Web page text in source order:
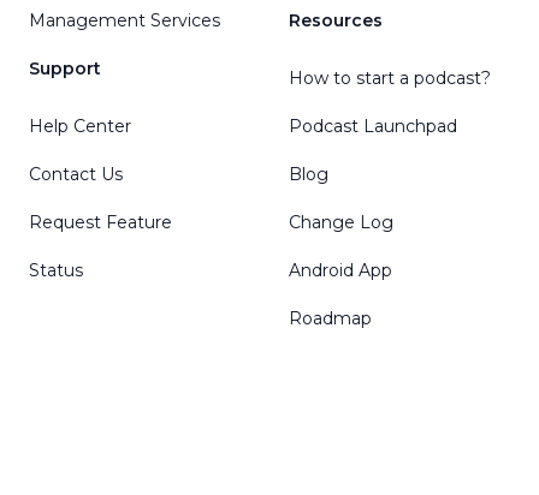
Management Services
Support
Help Center
Contact Us
Request Feature
Status
Resources
How to start a podcast?
Podcast Launchpad
Blog
Change Log
Android App
Roadmap